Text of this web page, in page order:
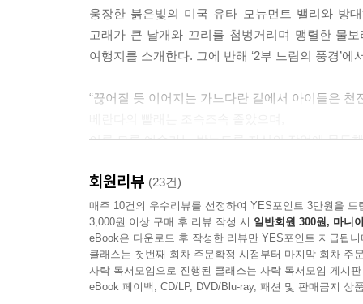
웅장한 붉은빛의 미국 유타 모뉴먼트 밸리와 방
고래가 큰 날개와 꼬리를 첨벙거리며 맹렬한 물
여행지를 소개한다. 그에 반해 ‘2부 느림의 풍경’
“끊어질 듯 이어지는 가느다란 길에서 아이들은 천
이름 모를 예술가는 밤늦도록 자신의 작업에 몰두
몰타의 작은 도시 비토리오사를 걷다 우연히 들
위의 평화로움, 1,000개의 창을 가진 도시 알바니
‘3부 예술의 풍경’은 건축, 회화, 와인까지 다채로
스페인 발렌시아부터 폴 세잔과 고흐의 생애가 아
다양한 예술만큼 오랜 시간을 거쳐 전해지는 여행
회원리뷰 (23건)
매주 10건의 우수리뷰를 선정하여 YES포인트 3만원을 드
3,000원 이상 구매 후 리뷰 작성 시 일반회원 300원, 마니
eBook은 다운로드 후 작성한 리뷰만 YES포인트 지급됩니
클래스는 첫번째 회차 주문확정 시점부터 마지막 회차 주
사락 독서모임으로 진행된 클래스는 사락 독서모임 게시
eBook 페이백, CD/LP, DVD/Blu-ray, 패션 및 판매금지 상